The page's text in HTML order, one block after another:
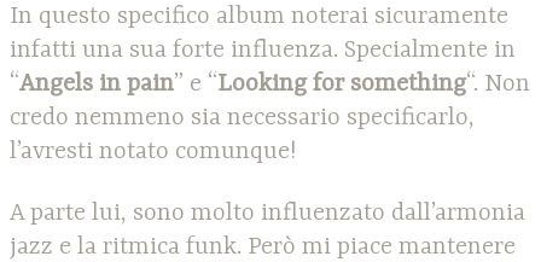
In questo specifico album noterai sicuramente
infatti una sua forte influenza. Specialmente in
“Angels in pain” e “Looking for something“. Non
credo nemmeno sia necessario specificarlo,
l’avresti notato comunque!
A parte lui, sono molto influenzato dall’armonia
jazz e la ritmica funk. Però mi piace mantenere